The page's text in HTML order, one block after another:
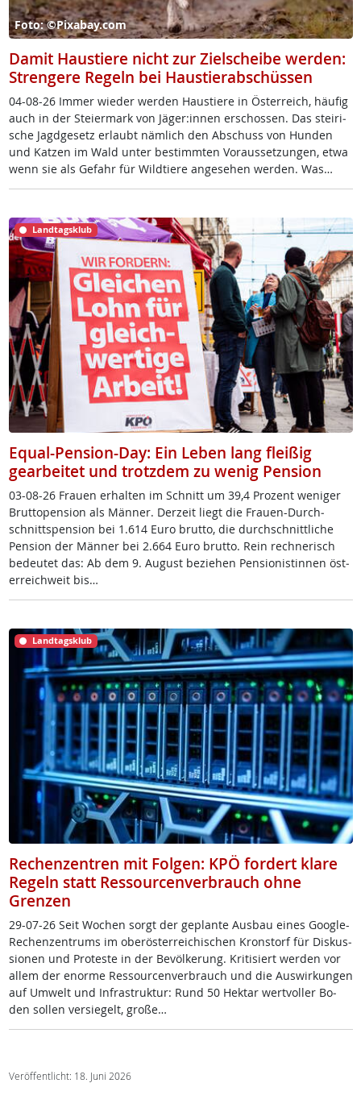
Foto: ©Pixabay.com
Damit Haustiere nicht zur Zielscheibe werden:
Strengere Regeln bei Haustierabschüssen
04-08-26 Im­mer wie­der wer­den Haus­tie­re in Ös­t­er­reich, häu­fig
auch in der Stei­er­mark von Jä­ger:in­nen er­schos­sen. Das stei­ri­
sche Jagd­ge­setz er­laubt näm­lich den Ab­schuss von Hun­den
und Kat­zen im Wald un­ter be­stimm­ten Vor­aus­set­zun­gen, et­wa
wenn sie als Ge­fahr für Wild­tie­re an­ge­se­hen wer­den. Was…
Landtagsklub
Equal-Pension-Day: Ein Leben lang fleißig
gearbeitet und trotzdem zu wenig Pension
03-08-26 Frau­en er­hal­ten im Schnitt um 39,4 Pro­zent we­ni­ger
Brut­to­pen­si­on als Män­ner. Der­zeit liegt die Frau­en-Durch­
schnitt­s­pen­si­on bei 1.614 Eu­ro brut­to, die durch­schnitt­li­che
Pen­si­on der Män­ner bei 2.664 Eu­ro brut­to. Rein rech­ne­risch
be­deu­tet das: Ab dem 9. Au­gust be­zie­hen Pen­sio­nis­tin­nen ös­t­
er­reich­weit bis…
Landtagsklub
Rechenzentren mit Folgen: KPÖ fordert klare
Regeln statt Ressourcenverbrauch ohne
Grenzen
29-07-26 Seit Wo­chen sorgt der ge­plan­te Aus­bau ei­nes Goog­le-
Re­chen­zen­trums im ober­ös­t­er­rei­chi­schen Kron­s­torf für Dis­kus­
sio­nen und Pro­tes­te in der Be­völ­ke­rung. Kri­ti­siert wer­den vor
al­lem der enor­me Res­sour­cen­ver­brauch und die Aus­wir­kun­gen
auf Um­welt und In­fra­struk­tur: Rund 50 Hektar wert­vol­ler Bo­
den sol­len ver­sie­gelt, gro­ße…
Veröffentlicht: 18. Juni 2026